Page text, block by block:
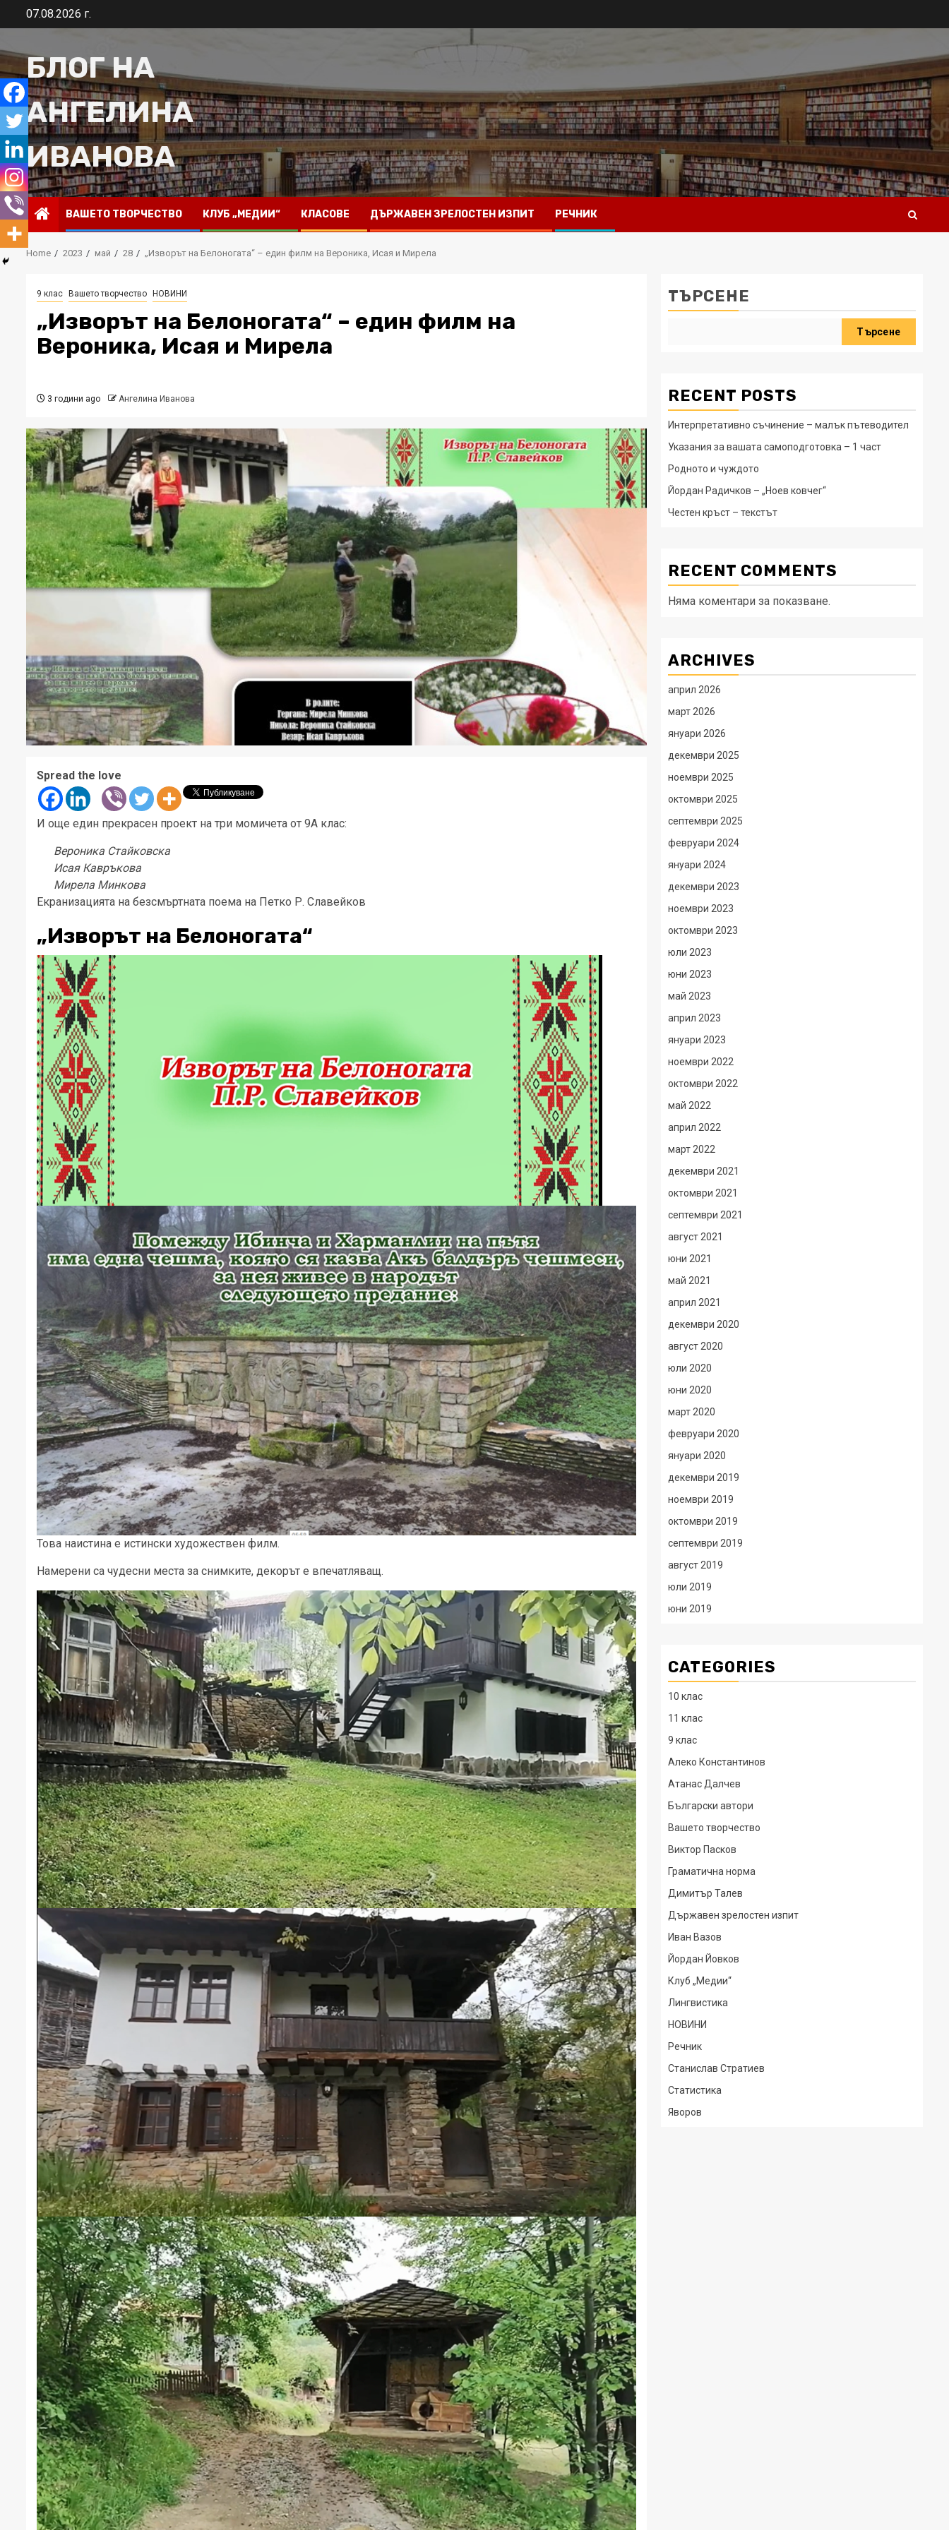
07.08.2026 г.
БЛОГ НА
АНГЕЛИНА
ИВАНОВА
ВАШЕТО ТВОРЧЕСТВО КЛУБ „МЕДИИ“ КЛАСОВЕ ДЪРЖАВЕН ЗРЕЛОСТЕН ИЗПИТ РЕЧНИК
Home 2023 май 28 „Изворът на Белоногата“ – един филм на Вероника, Исая и Мирела
9 клас Вашето творчество НОВИНИ
„Изворът на Белоногата“ – един филм на
Вероника, Исая и Мирела
3 години ago Ангелина Иванова
Spread the love
И още един прекрасен проект на три момичета от 9А клас:
Вероника Стайковска
Исая Кавръкова
Мирела Минкова
Екранизацията на безсмъртната поема на Петко Р. Славейков
„Изворът на Белоногата“
Това наистина е истински художествен филм.
Намерени са чудесни места за снимките, декорът е впечатляващ.
ТЪРСЕНЕ
Търсене
RECENT POSTS
Интерпретативно съчинение – малък пътеводител
Указания за вашата самоподготовка – 1 част
Родното и чуждото
Йордан Радичков – „Ноев ковчег“
Честен кръст – текстът
RECENT COMMENTS
Няма коментари за показване.
ARCHIVES
април 2026
март 2026
януари 2026
декември 2025
ноември 2025
октомври 2025
септември 2025
февруари 2024
януари 2024
декември 2023
ноември 2023
октомври 2023
юли 2023
юни 2023
май 2023
април 2023
януари 2023
ноември 2022
октомври 2022
май 2022
април 2022
март 2022
декември 2021
октомври 2021
септември 2021
август 2021
юни 2021
май 2021
април 2021
декември 2020
август 2020
юли 2020
юни 2020
март 2020
февруари 2020
януари 2020
декември 2019
ноември 2019
октомври 2019
септември 2019
август 2019
юли 2019
юни 2019
CATEGORIES
10 клас
11 клас
9 клас
Алеко Константинов
Атанас Далчев
Български автори
Вашето творчество
Виктор Пасков
Граматична норма
Димитър Талев
Държавен зрелостен изпит
Иван Вазов
Йордан Йовков
Клуб „Медии“
Лингвистика
НОВИНИ
Речник
Станислав Стратиев
Статистика
Яворов